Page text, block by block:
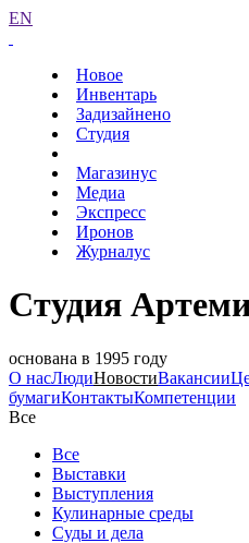
EN
Новое
Инвентарь
Задизайнено
Студия
Магазинус
Медиа
Экспресс
Иронов
Журналус
Студия
основана в 1995 году
О насЛюдиНовостиВакансии
бумагиКонтактыКомпетенции
Все
Все
Выставки
Выступления
Кулинарные среды
Суды и дела